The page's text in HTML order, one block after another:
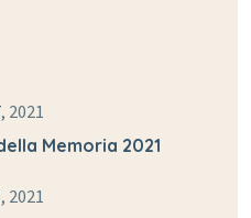
2021
Memoria 2021
2021